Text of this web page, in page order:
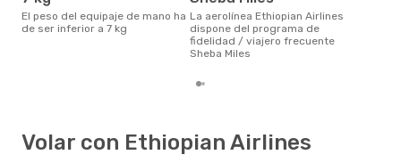
El peso del equipaje de mano ha
de ser inferior a 7 kg
La aerolínea Ethiopian Airlines
dispone del programa de
fidelidad / viajero frecuente
Sheba Miles
Volar con Ethiopian Airlines